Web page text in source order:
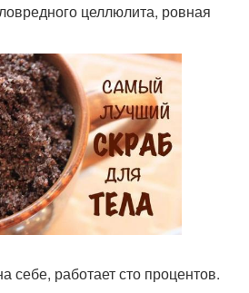
целлюлита, ровная
себе, работает сто процентов.